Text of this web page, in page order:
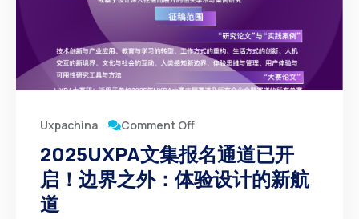
Uxpachina Comment Off
2025UXPA文集报名通道已开
启！边界之外：体验设计的新航
道